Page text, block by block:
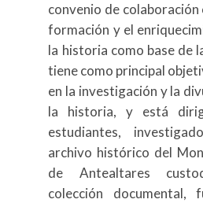
convenio de colaboración
formación y el
la historia como base de
tiene como principal
en la investigación y la
la historia, y está
estudiantes,
archivo histórico del
de Antealtares
colección documental,